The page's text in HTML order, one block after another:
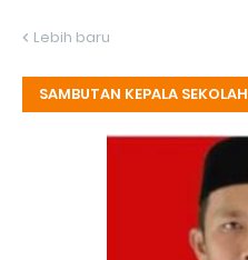
Lebih baru
SAMBUTAN KEPALA SEKOLAH